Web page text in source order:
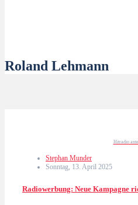
Roland Lehmann
Hitradio
Stephan Munder
Sonntag, 13. April 2025
Radiowerbung: Neue Kampagne